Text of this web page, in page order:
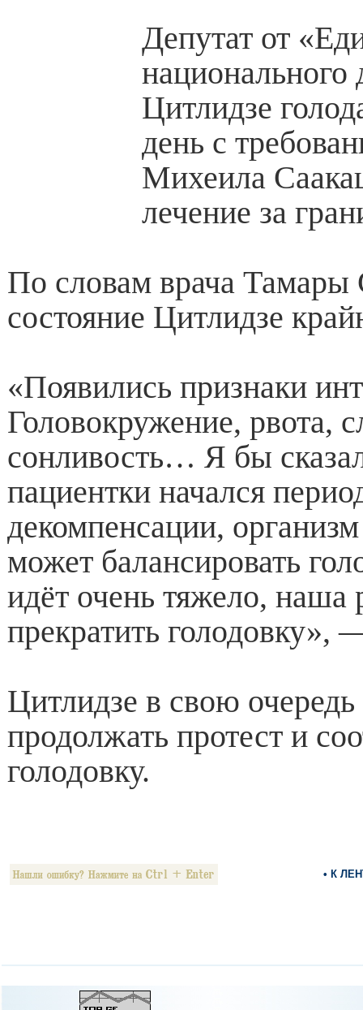
Депутат от
Цитлидзе
день с
Михеила
лечение за
По словам врача Тамары
состояние Цитлидзе
«Появились признаки
Головокружение, рвота,
сонливость… Я бы
пациентки начался
декомпенсации,
может балансировать
идёт очень тяжело,
прекратить голодовку»,
Цитлидзе в свою
продолжать протест и
голодовку.
• К